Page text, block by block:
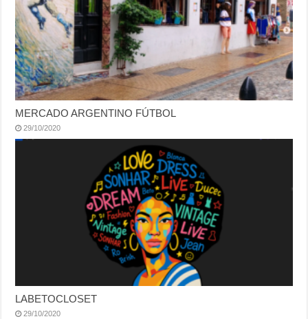
MERCADO ARGENTINO FÚTBOL
29/10/2020
LABETOCLOSET
29/10/2020